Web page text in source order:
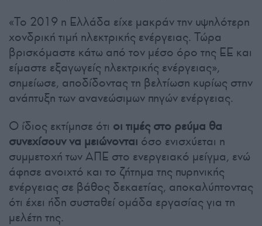
«Το 2019 η Ελλάδα είχε μακράν την υψηλότερη
χονδρική τιμή ηλεκτρικής ενέργειας. Τώρα
βρισκόμαστε κάτω από τον μέσο όρο της ΕΕ και
είμαστε εξαγωγείς ηλεκτρικής ενέργειας»,
σημείωσε, αποδίδοντας τη βελτίωση κυρίως στην
ανάπτυξη των ανανεώσιμων πηγών ενέργειας.
Ο ίδιος εκτίμησε ότι οι τιμές στο ρεύμα θα
συνεχίσουν να μειώνονται όσο ενισχύεται η
συμμετοχή των ΑΠΕ στο ενεργειακό μείγμα, ενώ
άφησε ανοιχτό και το ζήτημα της πυρηνικής
ενέργειας σε βάθος δεκαετίας, αποκαλύπτοντας
ότι έχει ήδη συσταθεί ομάδα εργασίας για τη
μελέτη της.